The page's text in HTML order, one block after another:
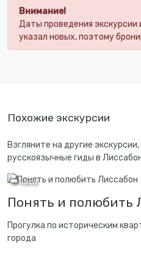
Внимание!
Даты проведения экскурсии
указал новых, поэтому
Похожие экскурсии
Взгляните на другие
русскоязычные гиды в
3 часа
Понять и полюбить
Прогулка по историческим
города